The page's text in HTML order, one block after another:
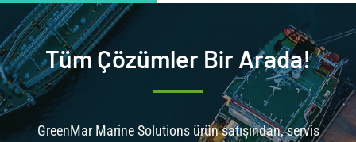
Tüm Çözümler Bir Arada!
GreenMar Marine Solutions ürün satışından, servis